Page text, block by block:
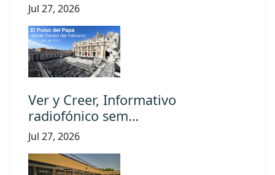
Jul 27, 2026
Ver y Creer, Informativo
radiofónico sem…
Jul 27, 2026